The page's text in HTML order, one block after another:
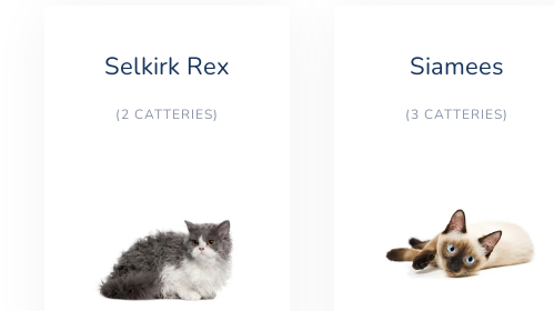
Selkirk Rex
(2 CATTERIES)
Siamees
(3 CATTERIES)